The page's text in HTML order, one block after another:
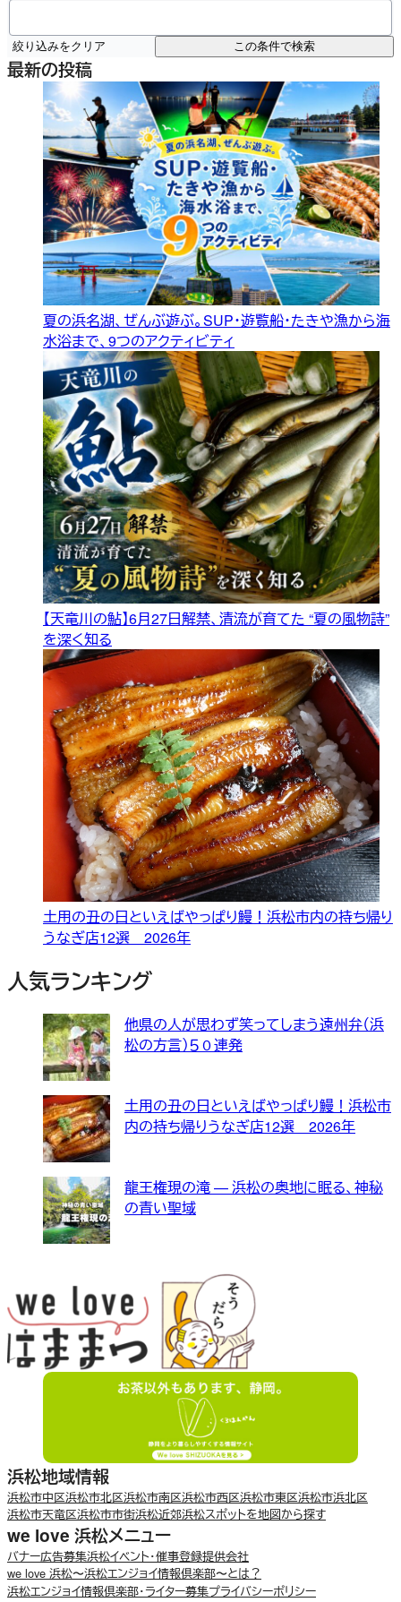
絞り込みをクリア この条件で検索
最新の投稿
夏の浜名湖、ぜんぶ遊ぶ。SUP・遊覧船・たきや漁から海
水浴まで、9つのアクティビティ
【天竜川の鮎】6月27日解禁、清流が育てた “夏の風物詩”
を深く知る
土用の丑の日といえばやっぱり鰻！浜松市内の持ち帰り
うなぎ店12選 2026年
人気ランキング
他県の人が思わず笑ってしまう遠州弁（浜
松の方言）５０連発
土用の丑の日といえばやっぱり鰻！浜松市
内の持ち帰りうなぎ店12選 2026年
龍王権現の滝 — 浜松の奥地に眠る、神秘
の青い聖域
浜松地域情報
浜松市中区浜松市北区浜松市南区浜松市西区浜松市東区浜松市浜北区
浜松市天竜区浜松市市街浜松近郊浜松スポットを地図から探す
we love 浜松メニュー
バナー広告募集浜松イベント・催事登録提供会社
we love 浜松〜浜松エンジョイ情報倶楽部〜とは？
浜松エンジョイ情報倶楽部・ライター募集プライバシーポリシー